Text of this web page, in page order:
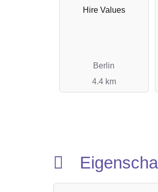
Hire Values
Berlin
4.4 km